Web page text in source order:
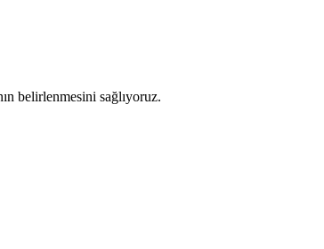
belirlenmesini sağlıyoruz.